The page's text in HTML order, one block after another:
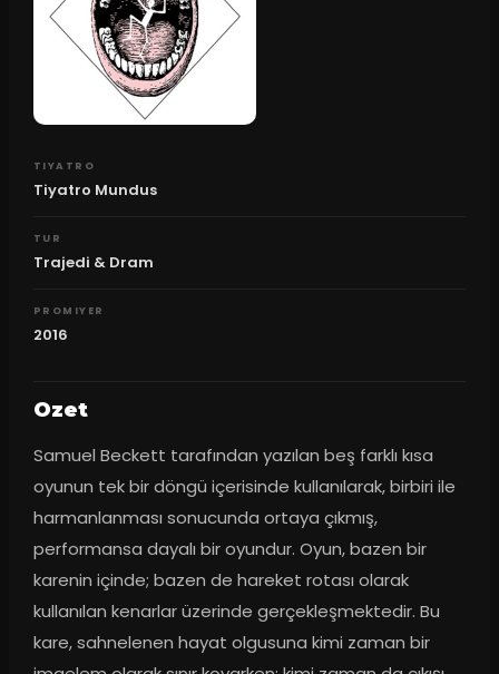
TIYATRO
Tiyatro Mundus
TUR
Trajedi & Dram
PROMIYER
2016
Ozet
Samuel Beckett tarafından yazılan beş farklı kısa
oyunun tek bir döngü içerisinde kullanılarak, birbiri ile
harmanlanması sonucunda ortaya çıkmış,
performansa dayalı bir oyundur. Oyun, bazen bir
karenin içinde; bazen de hareket rotası olarak
kullanılan kenarlar üzerinde gerçekleşmektedir. Bu
kare, sahnelenen hayat olgusuna kimi zaman bir